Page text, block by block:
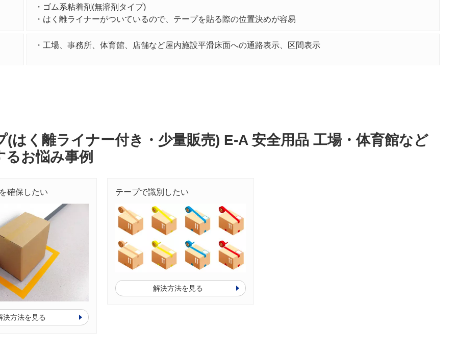
・ゴム系粘着剤(無溶剤タイプ)
・はく離ライナーがついているので、テープを貼る際の位置決めが容易
・工場、事務所、体育館、店舗など屋内施設平滑床面への通路表示、区間表示
(はく離ライナー付き・少量販売) E-A 安全用品 工場・体育館など
るお悩み事例
確保したい
決方法を見る
テープで識別したい
解決方法を見る